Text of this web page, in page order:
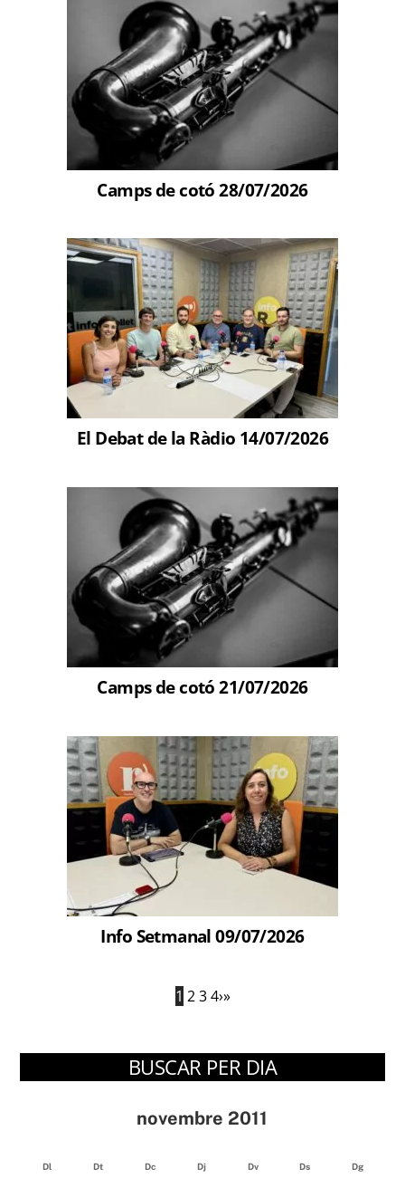
Camps de cotó 28/07/2026
El Debat de la Ràdio 14/07/2026
Camps de cotó 21/07/2026
Info Setmanal 09/07/2026
1 2 3 4›»
BUSCAR PER DIA
novembre 2011
Dl Dt Dc Dj Dv Ds Dg